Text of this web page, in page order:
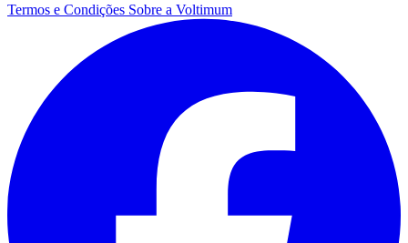
Termos e Condições Sobre a Voltimum